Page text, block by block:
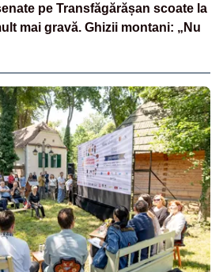
pe Transfăgărășan scoate la
mai gravă. Ghizii montani: „Nu